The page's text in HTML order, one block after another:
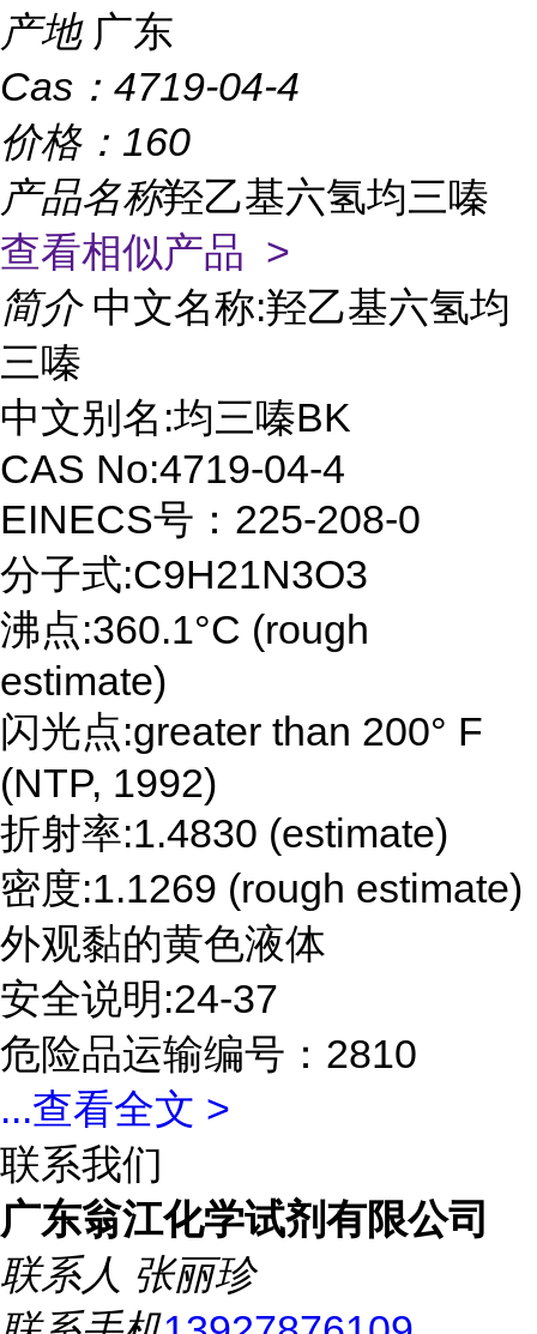
产地 广东
Cas： 4719-04-4
价格： 160
产品名称羟乙基六氢均三嗪
查看相似产品 >
简介 中文名称:羟乙基六氢均
三嗪
中文别名:均三嗪BK
CAS No:4719-04-4
EINECS号：225-208-0
分子式:C9H21N3O3
沸点:360.1°C (rough
estimate)
闪光点:greater than 200° F
(NTP, 1992)
折射率:1.4830 (estimate)
密度:1.1269 (rough estimate)
外观黏的黄色液体
安全说明:24-37
危险品运输编号：2810
...查看全文 >
联系我们
广东翁江化学试剂有限公司
联系人 张丽珍